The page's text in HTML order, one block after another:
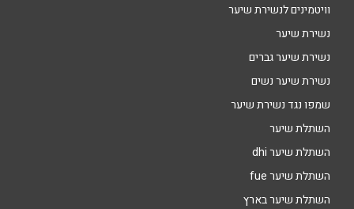
וויטמינים לנשירת שיער
נשירת שיער
נשירת שיער גברים
נשירת שיער נשים
שמפו נגד נשירת שיער
השתלת שיער
השתלת שיער dhi
השתלת שיער fue
השתלת שיער בארץ